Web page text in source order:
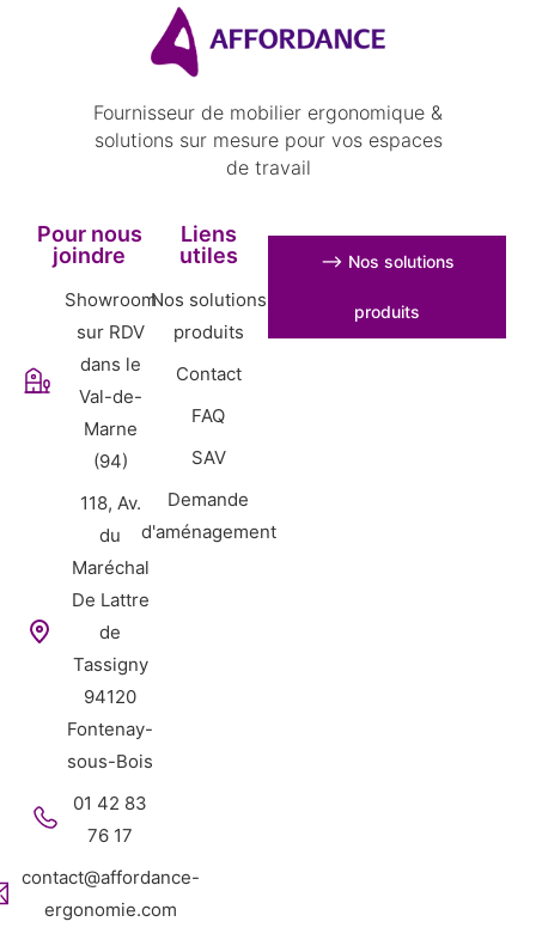
Fournisseur de mobilier ergonomique &
solutions sur mesure pour vos espaces
de travail
Pour nous
joindre
Showroom
sur RDV
dans le
Val-de-
Marne
(94)
118, Av.
du
Maréchal
De Lattre
de
Tassigny
94120
Fontenay-
sous-Bois
01 42 83
76 17
contact@affordance-
ergonomie.com
Liens
utiles
Nos solutions
produits
Contact
FAQ
SAV
Demande
d'aménagement
⟶ Nos solutions
produits